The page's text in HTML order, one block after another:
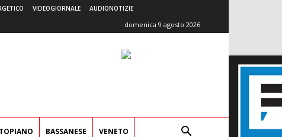
VIDEOGIORNALE AUDIONOTIZIE
domenica 9 agosto 2026
BASSANESE VENETO